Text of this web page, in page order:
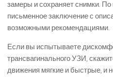
замеры и сохраняет снимки.
письменное заключение с
возможными рекомендациями.
Если вы испытываете
трансвагинального УЗИ,
движения мягкие и быстрые, и